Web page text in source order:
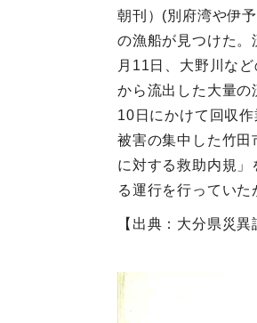
朝刊）(別府湾や伊
の漁船が見つけた
月11日、大野川な
から流出した大量
10日にかけて回収
被害の集中した竹
に対する救助内規
る運行を行ってい
【出典：大分県災